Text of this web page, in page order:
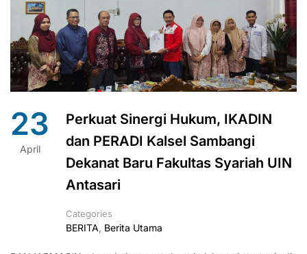
23
April
Perkuat Sinergi Hukum, IKADIN
dan PERADI Kalsel Sambangi
Dekanat Baru Fakultas Syariah UIN
Antasari
Categories
BERITA, Berita Utama